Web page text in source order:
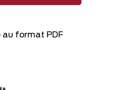
au format PDF